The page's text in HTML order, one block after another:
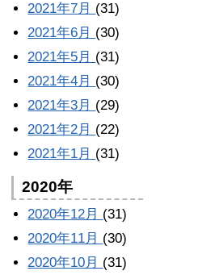
2021年7月 (31)
2021年6月 (30)
2021年5月 (31)
2021年4月 (30)
2021年3月 (29)
2021年2月 (22)
2021年1月 (31)
2020年
2020年12月 (31)
2020年11月 (30)
2020年10月 (31)